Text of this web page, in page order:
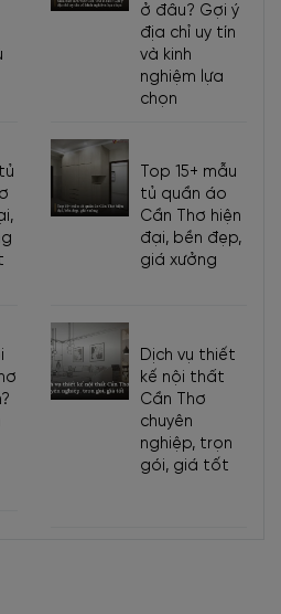
ở đâu? Gợi ý
địa chỉ uy tín
và kinh
nghiệm lựa
chọn
Top 15+ mẫu
tủ quần áo
Cần Thơ hiện
đại, bền đẹp,
giá xưởng
Dịch vụ thiết
kế nội thất
Cần Thơ
chuyên
nghiệp, trọn
gói, giá tốt